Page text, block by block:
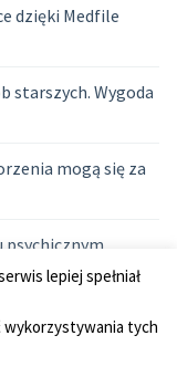
dzięki Medfile
starszych. Wygoda
mogą się za
psychicznym
Cyfryzacja usług
lepiej spełniał
wykorzystywania tych